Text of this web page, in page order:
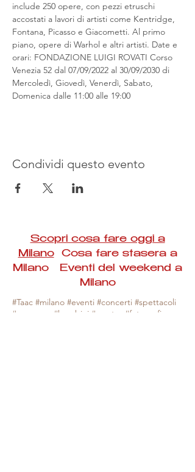
include 250 opere, con pezzi etruschi
accostati a lavori di artisti come Kentridge,
Fontana, Picasso e Giacometti. Al primo
piano, opere di Warhol e altri artisti. Date e
orari: FONDAZIONE LUIGI ROVATI Corso
Venezia 52 dal 07/09/2022 al 30/09/2030 di
Mercoledì, Giovedì, Venerdì, Sabato,
Domenica dalle 11:00 alle 19:00
Condividi questo evento
Scopri cosa fare oggi a
MilanoCosa fare stasera a
Milano Eventi del weekend a
Milano
#Taac #milano #eventi #concerti #spettacoli
#rassegne #bambini #mostre #fotografia